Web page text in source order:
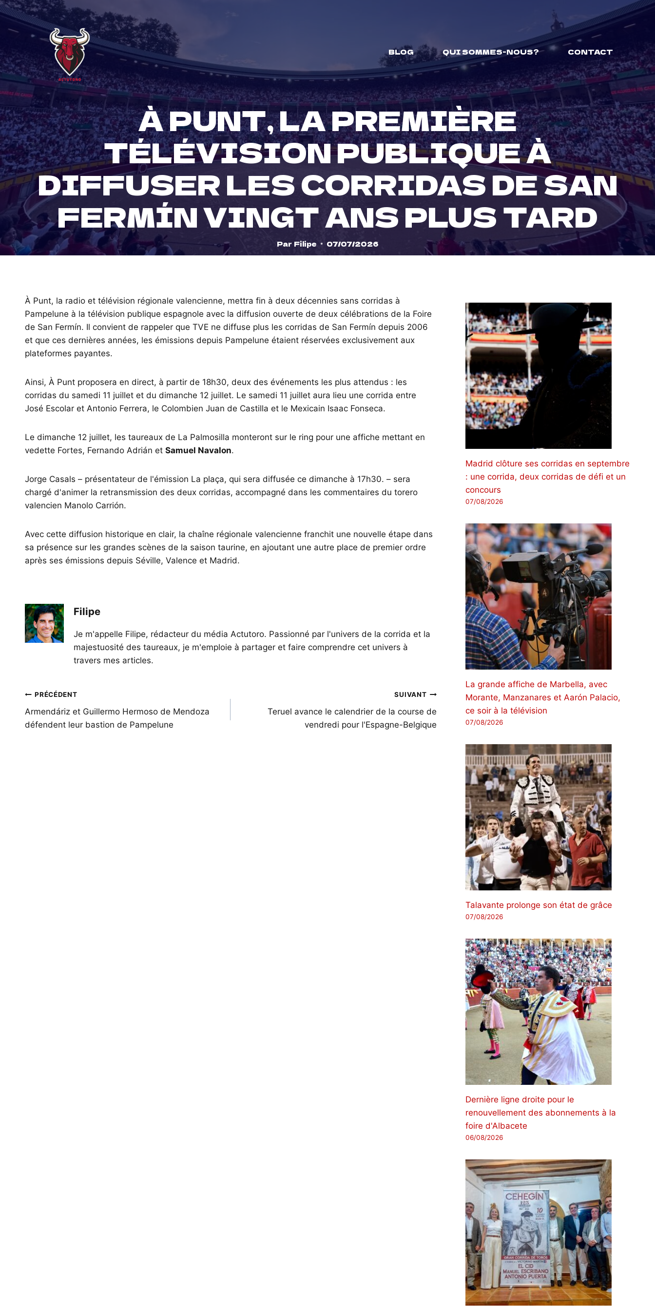
Skip
content
BLOG
QUI SOMMES-NOUS? CONTACT
À PUNT, LA PREMIÈRE
TÉLÉVISION PUBLIQUE À
DIFFUSER LES CORRIDAS DE SAN
FERMÍN VINGT ANS PLUS TARD
Par Filipe 07/07/2026
À Punt, la radio et télévision régionale valencienne, mettra fin à deux décennies sans corridas à
Pampelune à la télévision publique espagnole avec la diffusion ouverte de deux célébrations de la Foire
de San Fermín. Il convient de rappeler que TVE ne diffuse plus les corridas de San Fermín depuis 2006
et que ces dernières années, les émissions depuis Pampelune étaient réservées exclusivement aux
plateformes payantes.
Ainsi, À Punt proposera en direct, à partir de 18h30, deux des événements les plus attendus : les
corridas du samedi 11 juillet et du dimanche 12 juillet. Le samedi 11 juillet aura lieu une corrida entre
José Escolar et Antonio Ferrera, le Colombien Juan de Castilla et le Mexicain Isaac Fonseca.
Le dimanche 12 juillet, les taureaux de La Palmosilla monteront sur le ring pour une affiche mettant en
vedette Fortes, Fernando Adrián et Samuel Navalon.
Jorge Casals – présentateur de l'émission La plaça, qui sera diffusée ce dimanche à 17h30. – sera
chargé d'animer la retransmission des deux corridas, accompagné dans les commentaires du torero
valencien Manolo Carrión.
Avec cette diffusion historique en clair, la chaîne régionale valencienne franchit une nouvelle étape dans
sa présence sur les grandes scènes de la saison taurine, en ajoutant une autre place de premier ordre
après ses émissions depuis Séville, Valence et Madrid.
Filipe
Je m'appelle Filipe, rédacteur du média Actutoro. Passionné par l'univers de la corrida et la
majestuosité des taureaux, je m'emploie à partager et faire comprendre cet univers à
travers mes articles.
Navigation
de
l’article
PRÉCÉDENT
Armendáriz et Guillermo Hermoso de Mendoza
défendent leur bastion de Pampelune
SUIVANT
Teruel avance le calendrier de la course de
vendredi pour l'Espagne-Belgique
Madrid clôture ses corridas en septembre
: une corrida, deux corridas de défi et un
concours
07/08/2026
La grande affiche de Marbella, avec
Morante, Manzanares et Aarón Palacio,
ce soir à la télévision
07/08/2026
Talavante prolonge son état de grâce
07/08/2026
Dernière ligne droite pour le
renouvellement des abonnements à la
foire d'Albacete
06/08/2026